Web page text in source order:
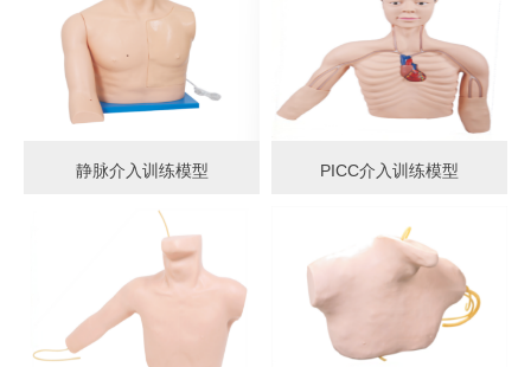
静脉介入训练模型 PICC介入训练模型